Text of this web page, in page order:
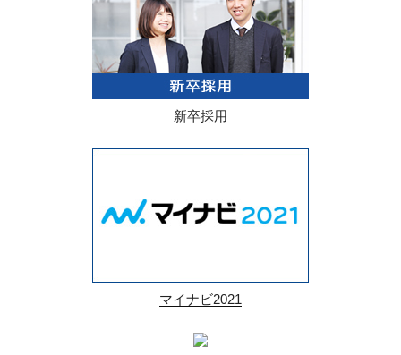
新卒採用
マイナビ2021